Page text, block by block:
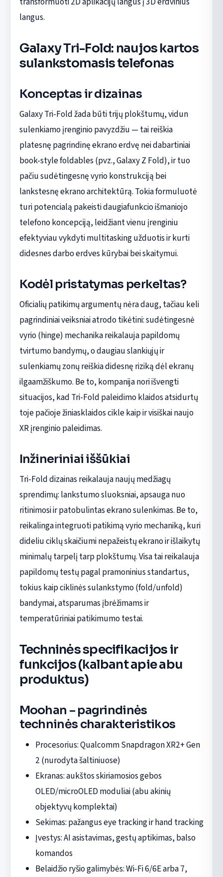
langus.
Galaxy Tri-Fold: naujos kartos
sulankstomasis telefonas
Konceptas ir dizainas
Galaxy Tri-Fold žada būti trijų plokštumų, vidun
sulenkiamo įrenginio pavyzdžiu — tai reiškia
platesnę pagrindinę ekrano erdvę nei dabartiniai
book-style foldables (pvz., Galaxy Z Fold), ir tuo
pačiu sudėtingesnę vyrio konstrukciją bei
lankstesnę ekrano architektūrą. Tokia formuluotė
turi potencialą pakeisti daugiafunkcio išmaniojo
telefono koncepciją, leidžiant vienu įrenginiu
efektyviau vykdyti multitasking užduotis ir kurti
didesnes darbo erdves kūrybai bei skaitymui.
Kodėl pristatymas perkeltas?
Oficialių patikimų argumentų nėra daug, tačiau keli
pagrindiniai veiksniai atrodo tikėtini: sudėtingesnė
vyrio (hinge) mechanika reikalauja papildomų
tvirtumo bandymų, o daugiau slankiųjų ir
sulenkiamų zonų reiškia didesnę riziką dėl ekranų
ilgaamžiškumo. Be to, kompanija nori išvengti
situacijos, kad Tri-Fold paleidimo klaidos atsidurtų
toje pačioje žiniasklaidos cikle kaip ir visiškai naujo
XR įrenginio paleidimas.
Inžineriniai iššūkiai
Tri-Fold dizainas reikalauja naujų medžiagų
sprendimų: lankstumo sluoksniai, apsauga nuo
ritinimosi ir patobulintas ekrano sulenkimas. Be to,
reikalinga integruoti patikimą vyrio mechaniką, kuri
dideliu ciklų skaičiumi nepažeistų ekrano ir išlaikytų
minimalų tarpelį tarp plokštumų. Visa tai reikalauja
papildomų testų pagal pramoninius standartus,
tokius kaip ciklinės sulankstymo (fold/unfold)
bandymai, atsparumas įbrėžimams ir
temperatūriniai patikimumo testai.
Techninės specifikacijos ir
funkcijos (kalbant apie abu
produktus)
Moohan – pagrindinės
techninės charakteristikos
Procesorius: Qualcomm Snapdragon XR2+ Gen
2 (nurodyta šaltiniuose)
Ekranas: aukštos skiriamosios gebos
OLED/microOLED moduliai (abu akinių
objektyvų komplektai)
Sekimas: pažangus eye tracking ir hand tracking
Įvestys: AI asistavimas, gestų aptikimas, balso
komandos
Belaidžio ryšio galimybės: Wi‑Fi 6/6E arba 7,